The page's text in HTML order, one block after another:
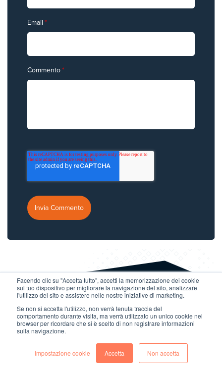
Facendo clic su "Accetta tutto", accetti la memorizzazione dei cookie
sul tuo dispositivo per migliorare la navigazione del sito, analizzare
l'utilizzo del sito e assistere nelle nostre iniziative di marketing.
Se non si accetta l'utilizzo, non verrà tenuta traccia del
comportamento durante visita, ma verrà utilizzato un unico cookie nel
browser per ricordare che si è scelto di non registrare informazioni
sulla navigazione.
Impostazione cookie Accetta Non accetta
Email *
Commento*